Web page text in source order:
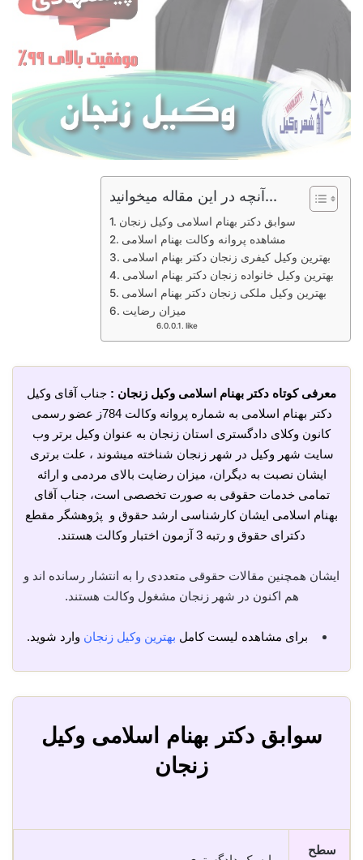
آنچه در این مقاله میخوانید...
سوابق دکتر بهنام اسلامی وکیل زنجان
مشاهده پروانه وکالت بهنام اسلامی
بهترین وکیل کیفری زنجان دکتر بهنام اسلامی
بهترین وکیل خانواده زنجان دکتر بهنام اسلامی
بهترین وکیل ملکی زنجان دکتر بهنام اسلامی
میزان رضایت
like
معرفی کوتاه دکتر بهنام اسلامی وکیل زنجان : جناب آقای وکیل
دکتر بهنام اسلامی به شماره پروانه وکالت 784ز عضو رسمی
کانون وکلای دادگستری استان زنجان به عنوان وکیل برتر وب
سایت شهر وکیل در شهر زنجان شناخته میشوند ، علت برتری
ایشان نصبت به دیگران، میزان رضایت بالای مردمی و ارائه
تمامی خدمات حقوقی به صورت تخصصی است، جناب آقای
بهنام اسلامی ایشان کارشناسی ارشد حقوق و پژوهشگر مقطع
دکترای حقوق و رتبه 3 آزمون اختبار وکالت هستند.
ایشان همچنین مقالات حقوقی متعددی را به انتشار رسانده اند و
هم اکنون در شهر زنجان مشغول وکالت هستند.
برای مشاهده لیست کامل بهترین وکیل زنجان وارد شوید.
سوابق دکتر بهنام اسلامی وکیل
زنجان
سطح